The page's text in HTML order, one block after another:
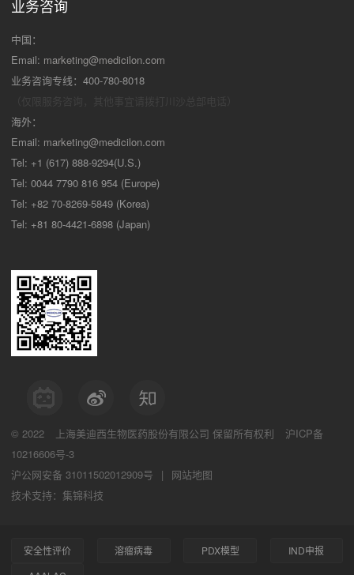
业务咨询
中国：
Email: marketing@medicilon.com
业务咨询专线：400-780-8018
海外：
Email: marketing@medicilon.com
Tel: +1 (617) 888-9294(U.S.)
Tel: 0044 7790 816 954 (Europe)
Tel: +82 70-8269-5849 (Korea)
Tel: +81 80-4421-6898 (Japan)
© 2022 上海美迪西生物医药股份有限公司 保留所有权利
沪ICP备
10216606号-3
沪公网安备 31011502012909号
|
网站地图
技术支持：集锦科技
安全性评价 溶瘤病毒 PDX模型
IND申报